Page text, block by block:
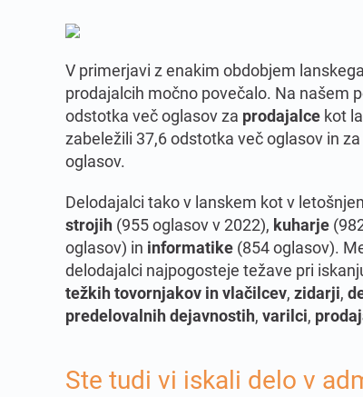
V primerjavi z enakim obdobjem
prodajalcih močno povečalo. Na našem
odstotka več oglasov za prodajalce kot
zabeležili 37,6 odstotka več oglasov in za
oglasov.
Delodajalci tako v lanskem kot v
strojih (955 oglasov v 2022), kuharje
oglasov) in informatike (854 oglasov).
delodajalci najpogosteje težave pri
težkih tovornjakov in vlačilcev, zidarji,
predelovalnih dejavnostih, varilci,
Ste tudi vi iskali delo v